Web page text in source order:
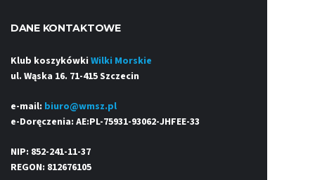
DANE KONTAKTOWE
Klub koszykówki Wilki Morskie
ul. Wąska 16. 71-415 Szczecin
e-mail: biuro@wmsz.pl
e-Doręczenia: AE:PL-75931-93062-JHFEE-33
NIP: 852-241-11-37
REGON: 812676105